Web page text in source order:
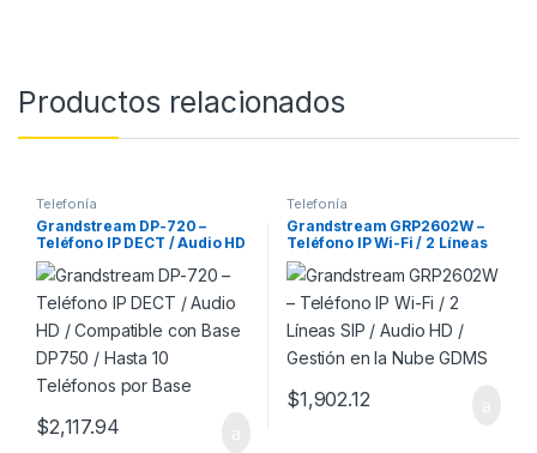
Productos relacionados
Telefonía
Grandstream DP-720 –
Teléfono IP DECT / Audio HD
/ Compatible con Base
DP750 / Hasta 10 Teléfonos
por Base
$2,117.94
Telefonía
Grandstream GRP2602W –
Teléfono IP Wi-Fi / 2 Líneas
SIP / Audio HD / Gestión en la
Nube GDMS
$1,902.12